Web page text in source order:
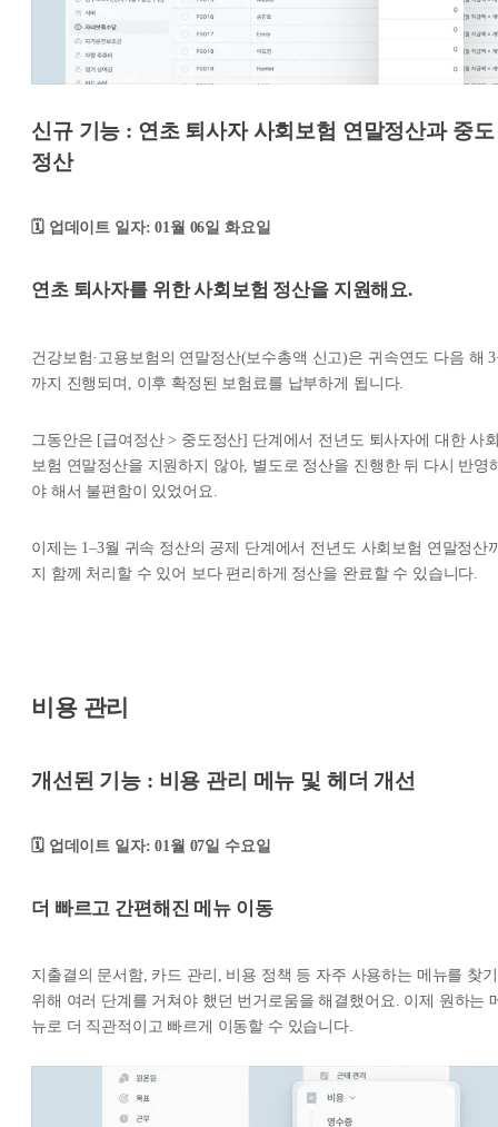
신규 기능 : 연초 퇴사자 사회보험 연말정산과 중도
정산
🗓️ 업데이트 일자: 01월 06일 화요일
연초 퇴사자를 위한 사회보험 정산을 지원해요.
건강보험·고용보험의 연말정산(보수총액 신고)은 귀속연도 다음 해
까지 진행되며, 이후 확정된 보험료를 납부하게 됩니다.
그동안은 [급여정산 > 중도정산] 단계에서 전년도 퇴사자에 대한 사
보험 연말정산을 지원하지 않아, 별도로 정산을 진행한 뒤 다시 반영
야 해서 불편함이 있었어요.
이제는 1–3월 귀속 정산의 공제 단계에서 전년도 사회보험 연말정산
지 함께 처리할 수 있어 보다 편리하게 정산을 완료할 수 있습니다.
비용 관리
개선된 기능 : 비용 관리 메뉴 및 헤더 개선
🗓️ 업데이트 일자: 01월 07일 수요일
더 빠르고 간편해진 메뉴 이동
지출결의 문서함, 카드 관리, 비용 정책 등 자주 사용하는 메뉴를 찾기
위해 여러 단계를 거쳐야 했던 번거로움을 해결했어요. 이제 원하는
뉴로 더 직관적이고 빠르게 이동할 수 있습니다.